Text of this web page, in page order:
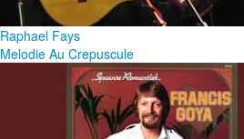
Raphael Fays
Melodie Au Crepuscule